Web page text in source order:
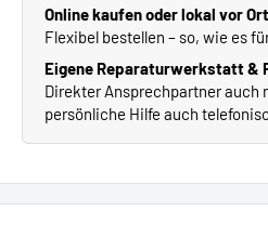
Online kaufen oder lokal vor Ort
Flexibel bestellen – so, wie es
Eigene Reparaturwerkstatt &
Direkter Ansprechpartner auch
persönliche Hilfe auch